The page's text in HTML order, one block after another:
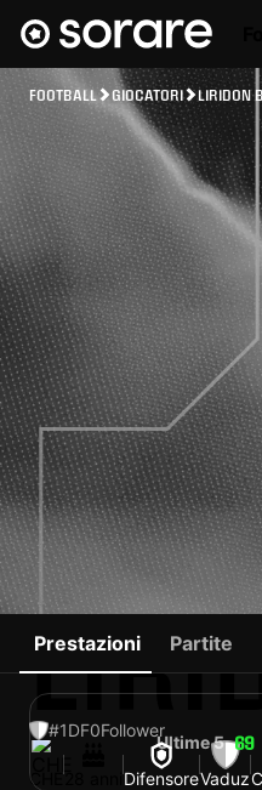
FOOTBALL GIOCATORI LIRIDON
#1DF0Follower
CHE DifensoreVaduz
Prestazioni Partite
Ultime 5 69